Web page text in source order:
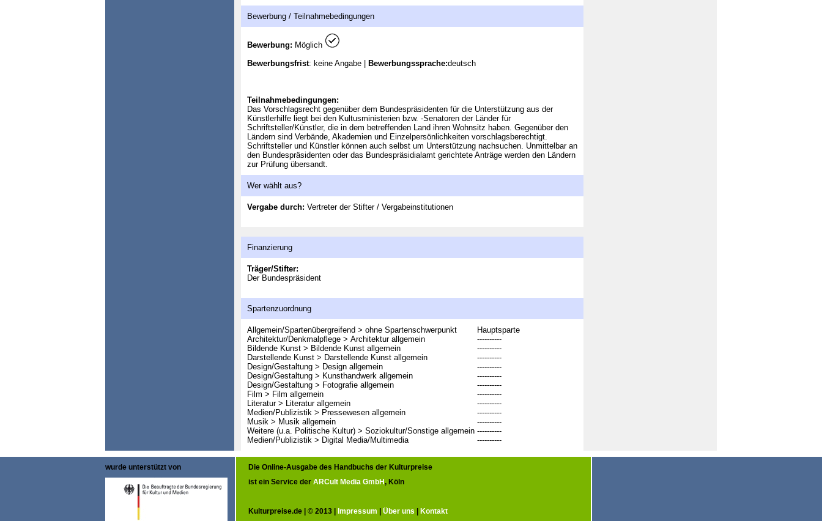
Bewerbung / Teilnahmebedingungen
Bewerbung: Möglich
Bewerbungsfrist: keine Angabe | Bewerbungssprache:deutsch
Teilnahmebedingungen:
Das Vorschlagsrecht gegenüber dem Bundespräsidenten für die Unterstützung aus der
Künstlerhilfe liegt bei den Kultusministerien bzw. -Senatoren der Länder für
Schriftsteller/Künstler, die in dem betreffenden Land ihren Wohnsitz haben. Gegenüber den
Ländern sind Verbände, Akademien und Einzelpersönlichkeiten vorschlagsberechtigt.
Schriftsteller und Künstler können auch selbst um Unterstützung nachsuchen. Unmittelbar an
den Bundespräsidenten oder das Bundespräsidialamt gerichtete Anträge werden den Ländern
zur Prüfung übersandt.
Wer wählt aus?
Vergabe durch: Vertreter der Stifter / Vergabeinstitutionen
Finanzierung
Träger/Stifter:
Der Bundespräsident
Spartenzuordnung
Allgemein/Spartenübergreifend > ohne Spartenschwerpunkt
Hauptsparte
Architektur/Denkmalpflege > Architektur allgemein
----------
Bildende Kunst > Bildende Kunst allgemein
----------
Darstellende Kunst > Darstellende Kunst allgemein
----------
Design/Gestaltung > Design allgemein
----------
Design/Gestaltung > Kunsthandwerk allgemein
----------
Design/Gestaltung > Fotografie allgemein
----------
Film > Film allgemein
----------
Literatur > Literatur allgemein
----------
Medien/Publizistik > Pressewesen allgemein
----------
Musik > Musik allgemein
----------
Weitere (u.a. Politische Kultur) > Soziokultur/Sonstige allgemein ----------
Medien/Publizistik > Digital Media/Multimedia
----------
wurde unterstützt von
Die Online-Ausgabe des Handbuchs der Kulturpreise
ist ein Service der ARCult Media GmbH, Köln
Kulturpreise.de | © 2013 | Impressum Über uns Kontakt